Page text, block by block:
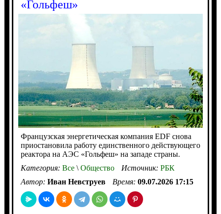
«Гольфеш»
Французская энергетическая компания EDF снова
приостановила работу единственного действующего
реактора на АЭС «Гольфеш» на западе страны.
Категория: Все\Общество Источник: РБК
Автор: Иван Невструев Время: 09.07.2026 17:15